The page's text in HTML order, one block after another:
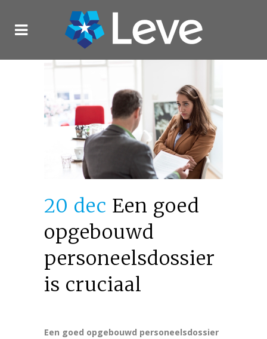
20 dec Een goed
opgebouwd
personeelsdossier
is cruciaal
Een goed opgebouwd personeelsdossier